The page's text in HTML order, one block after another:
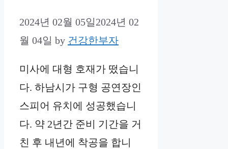
2024년 02월 05일2024년 02
월 04일 by 건강한부자
미사에 대형 호재가 떴습니
다. 하남시가 구형 공연장인
스피어 유치에 성공했습니
다. 약 2년간 준비 기간을 거
친 후 내년에 착공을 합니